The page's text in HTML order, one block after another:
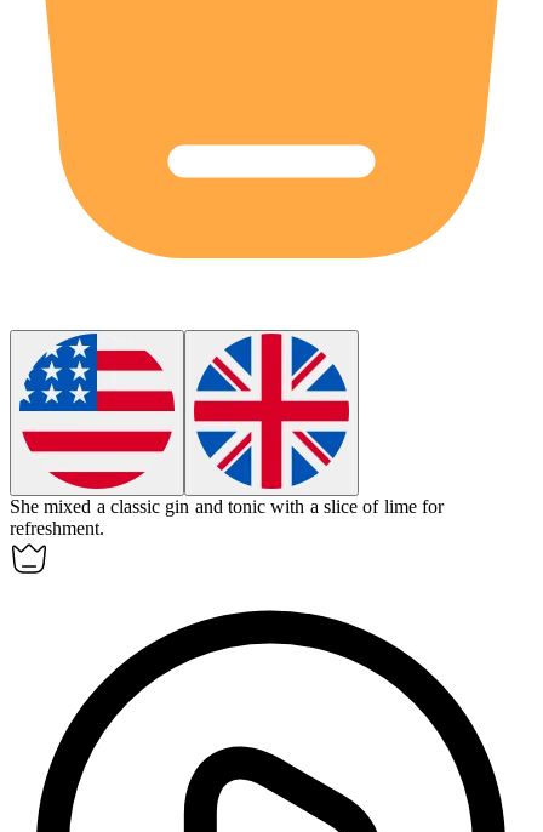
She mixed a classic gin and tonic with a slice of lime for
refreshment.